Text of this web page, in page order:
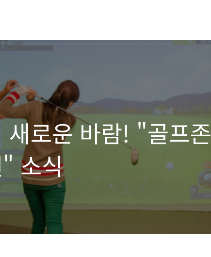
새로운 바람! "골프존
소식